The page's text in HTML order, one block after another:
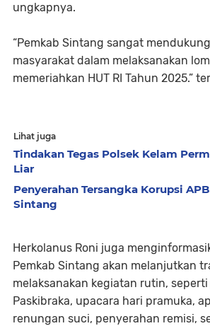
ungkapnya.
“Pemkab Sintang sangat
masyarakat dalam melaksanakan
memeriahkan HUT RI Tahun 2025.”
Lihat juga
Tindakan Tegas Polsek Kelam
Liar
Penyerahan Tersangka Korupsi
Sintang
Herkolanus Roni juga
Pemkab Sintang akan melanjutkan
melaksanakan kegiatan rutin,
Paskibraka, upacara hari pramuka,
renungan suci, penyerahan remisi,